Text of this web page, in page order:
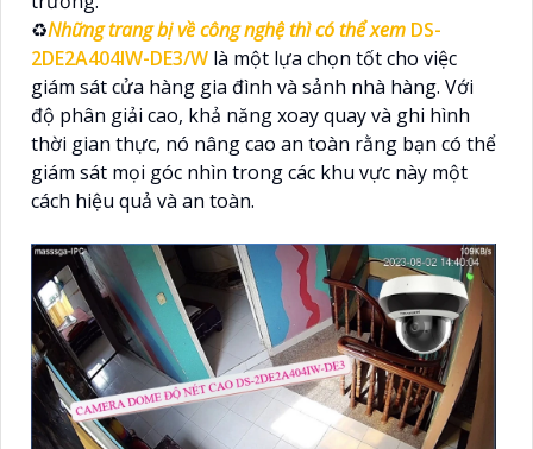
♻Những trang bị về công nghệ thì có thể xem DS-
2DE2A404IW-DE3/W là một lựa chọn tốt cho việc
giám sát cửa hàng gia đình và sảnh nhà hàng. Với
độ phân giải cao, khả năng xoay quay và ghi hình
thời gian thực, nó nâng cao an toàn rằng bạn có thể
giám sát mọi góc nhìn trong các khu vực này một
cách hiệu quả và an toàn.